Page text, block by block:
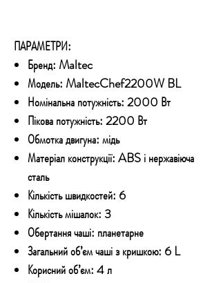
ПАРАМЕТРИ:
Бренд: Maltec
Модель: MaltecChef2200W BL
Номінальна потужність: 2000 Вт
Пікова потужність: 2200 Вт
Обмотка двигуна: мідь
Матеріал конструкції: ABS і нержавіюча
сталь
Кількість швидкостей: 6
Кількість мішалок: 3
Обертання чаші: планетарне
Загальний об’єм чаші з кришкою: 6 L
Корисний об’єм: 4 л